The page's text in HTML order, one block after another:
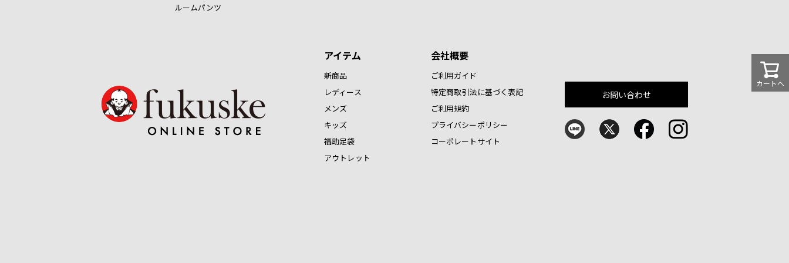
カートへ
ルームパンツ
アイテム
新商品
レディース
メンズ
キッズ
福助足袋
アウトレット
会社概要
ご利用ガイド
特定商取引法に基づく表記
ご利用規約
プライバシーポリシー
コーポレートサイト
お問い合わせ